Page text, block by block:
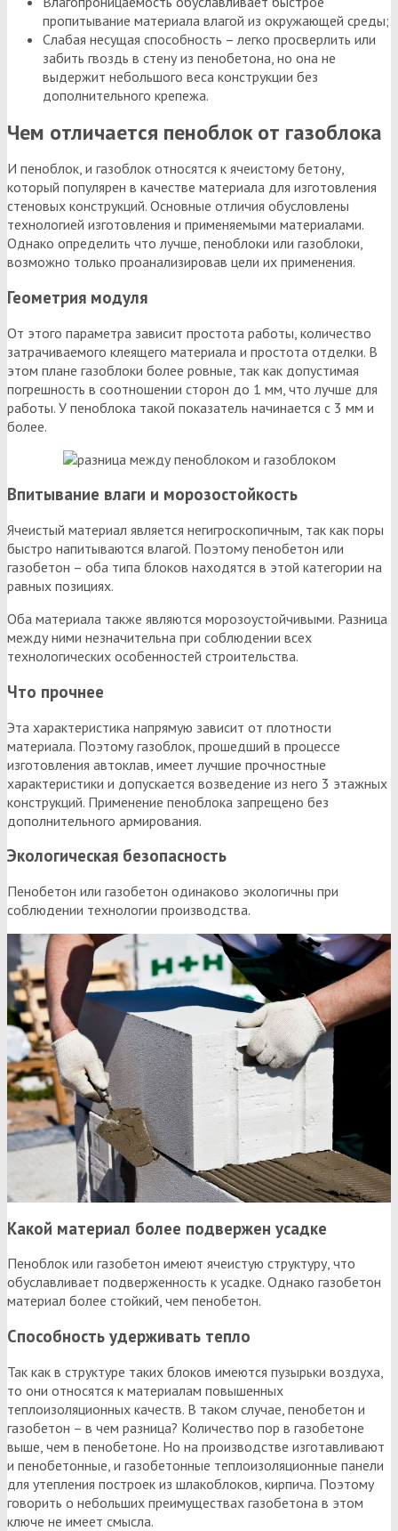
пропитывание материала влагой из окружающей среды;
Слабая несущая способность – легко просверлить или
забить гвоздь в стену из пенобетона, но она не
выдержит небольшого веса конструкции без
дополнительного крепежа.
Чем отличается пеноблок от газоблока
И пеноблок, и газоблок относятся к ячеистому бетону,
который популярен в качестве материала для изготовления
стеновых конструкций. Основные отличия обусловлены
технологией изготовления и применяемыми материалами.
Однако определить что лучше, пеноблоки или газоблоки,
возможно только проанализировав цели их применения.
Геометрия модуля
От этого параметра зависит простота работы, количество
затрачиваемого клеящего материала и простота отделки. В
этом плане газоблоки более ровные, так как допустимая
погрешность в соотношении сторон до 1 мм, что лучше для
работы. У пеноблока такой показатель начинается с 3 мм и
более.
Впитывание влаги и морозостойкость
Ячеистый материал является негигроскопичным, так как поры
быстро напитываются влагой. Поэтому пенобетон или
газобетон – оба типа блоков находятся в этой категории на
равных позициях.
Оба материала также являются морозоустойчивыми. Разница
между ними незначительна при соблюдении всех
технологических особенностей строительства.
Что прочнее
Эта характеристика напрямую зависит от плотности
материала. Поэтому газоблок, прошедший в процессе
изготовления автоклав, имеет лучшие прочностные
характеристики и допускается возведение из него 3 этажных
конструкций. Применение пеноблока запрещено без
дополнительного армирования.
Экологическая безопасность
Пенобетон или газобетон одинаково экологичны при
соблюдении технологии производства.
Какой материал более подвержен усадке
Пеноблок или газобетон имеют ячеистую структуру, что
обуславливает подверженность к усадке. Однако газобетон
материал более стойкий, чем пенобетон.
Способность удерживать тепло
Так как в структуре таких блоков имеются пузырьки воздуха,
то они относятся к материалам повышенных
теплоизоляционных качеств. В таком случае, пенобетон и
газобетон – в чем разница? Количество пор в газобетоне
выше, чем в пенобетоне. Но на производстве изготавливают
и пенобетонные, и газобетонные теплоизоляционные панели
для утепления построек из шлакоблоков, кирпича. Поэтому
говорить о небольших преимуществах газобетона в этом
ключе не имеет смысла.